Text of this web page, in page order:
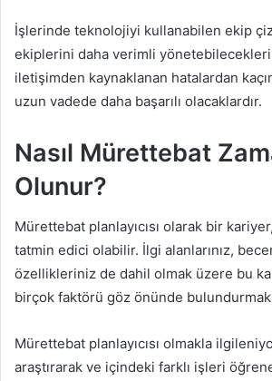
İşlerinde teknolojiyi kullanabilen ekip
ekiplerini daha verimli yönetebilecekleri
iletişimden kaynaklanan hatalardan
uzun vadede daha başarılı olacaklardır.
Nasıl Mürettebat
Olunur?
Mürettebat planlayıcısı olarak bir
tatmin edici olabilir. İlgi alanlarınız,
özellikleriniz de dahil olmak üzere bu
birçok faktörü göz önünde
Mürettebat planlayıcısı olmakla
araştırarak ve içindeki farklı işleri